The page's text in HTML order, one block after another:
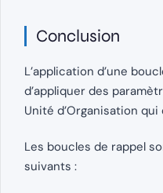
Conclusion
L’application d’une
d’appliquer des
Unité d’Organisation
Les boucles de rappel
suivants :